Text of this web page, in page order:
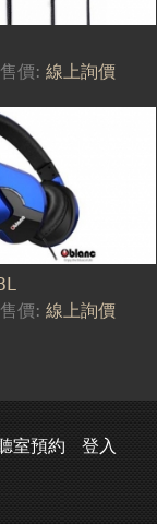
售價: 線上詢價
售價: 線上詢價
室預約 登入